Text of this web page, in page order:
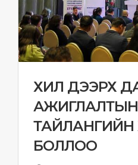
ХИЛ ДЭЭРХ
АЖИГЛАЛТЫН
ТАЙЛАНГИЙН
БОЛЛОО